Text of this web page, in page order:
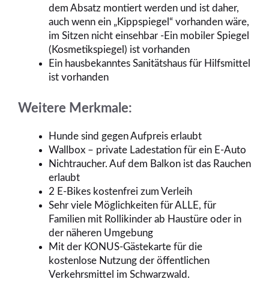
dem Absatz montiert werden und ist daher,
auch wenn ein „Kippspiegel“ vorhanden wäre,
im Sitzen nicht einsehbar -Ein mobiler Spiegel
(Kosmetikspiegel) ist vorhanden
Ein hausbekanntes Sanitätshaus für Hilfsmittel
ist vorhanden
Weitere Merkmale:
Hunde sind gegen Aufpreis erlaubt
Wallbox – private Ladestation für ein E-Auto
Nichtraucher. Auf dem Balkon ist das Rauchen
erlaubt
2 E-Bikes kostenfrei zum Verleih
Sehr viele Möglichkeiten für ALLE, für
Familien mit Rollikinder ab Haustüre oder in
der näheren Umgebung
Mit der KONUS-Gästekarte für die
kostenlose Nutzung der öffentlichen
Verkehrsmittel im Schwarzwald.